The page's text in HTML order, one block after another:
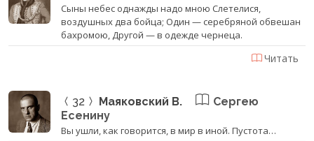
Сыны небес однажды надо мною Слетелися,
воздушных два бойца; Один — серебряной обвешан
бахромою, Другой — в одежде чернеца.
Читать
32 Маяковский В.
Сергею
Есенину
Вы ушли, как говорится, в мир в иной. Пустота…